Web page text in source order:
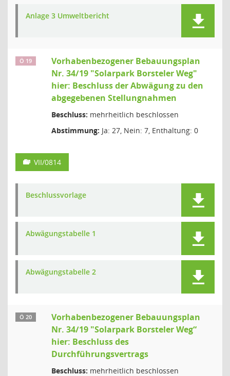
Anlage 3 Umweltbericht
Ö 19
Vorhabenbezogener Bebauungsplan
Nr. 34/19 "Solarpark Borsteler Weg"
hier: Beschluss der Abwägung zu den
abgegebenen Stellungnahmen
Beschluss: mehrheitlich beschlossen
Abstimmung: Ja: 27, Nein: 7, Enthaltung: 0
VII/0814
Beschlussvorlage
Abwägungstabelle 1
Abwägungstabelle 2
Ö 20
Vorhabenbezogener Bebauungsplan
Nr. 34/19 "Solarpark Borsteler Weg“
hier: Beschluss des
Durchführungsvertrags
Beschluss: mehrheitlich beschlossen